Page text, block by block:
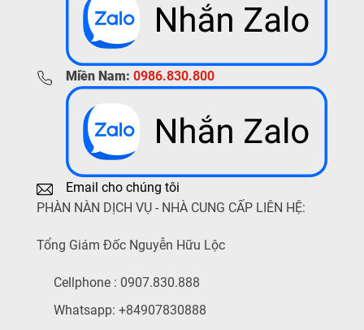
Miền Nam: 0986.830.800
Email cho chúng tôi
PHÀN NÀN DỊCH VỤ - NHÀ CUNG CẤP LIÊN HỆ:
Tổng Giám Đốc Nguyễn Hữu Lộc
Cellphone : 0907.830.888
Whatsapp: +84907830888